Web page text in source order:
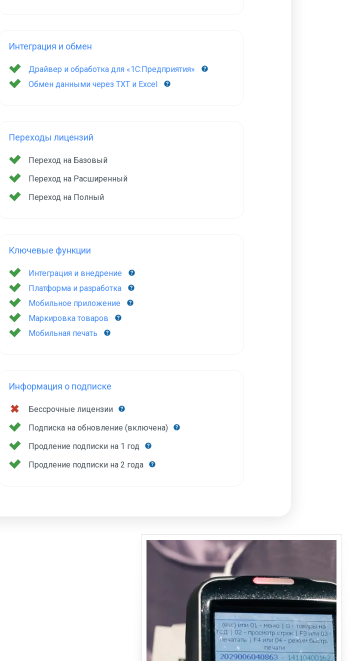
Интеграция и обмен
Драйвер и обработка для «1С:Предприятия»
Обмен данными через TXT и Excel
Переходы лицензий
Переход на Базовый
Переход на Расширенный
Переход на Полный
Ключевые функции
Интеграция и внедрение
Платформа и разработка
Мобильное приложение
Маркировка товаров
Мобильная печать
Информация о подписке
Бессрочные лицензии
Подписка на обновление (включена)
Продление подписки на 1 год
Продление подписки на 2 года